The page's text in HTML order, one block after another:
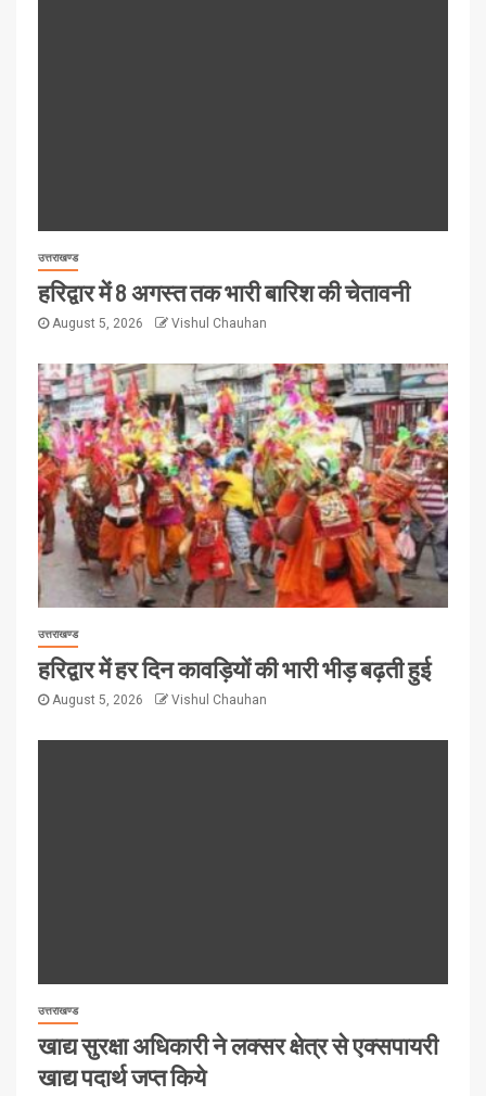
उत्तराखण्ड
हरिद्वार में 8 अगस्त तक भारी बारिश की चेतावनी
August 5, 2026 Vishul Chauhan
उत्तराखण्ड
हरिद्वार में हर दिन कावड़ियों की भारी भीड़ बढ़ती हुई
August 5, 2026 Vishul Chauhan
उत्तराखण्ड
खाद्य सुरक्षा अधिकारी ने लक्सर क्षेत्र से एक्सपायरी
खाद्य पदार्थ जप्त किये